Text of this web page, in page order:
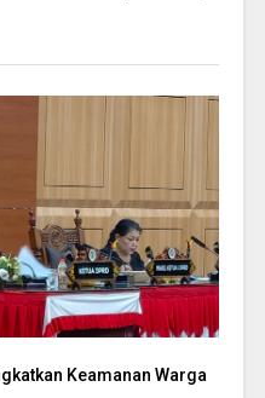
Keamanan Warga